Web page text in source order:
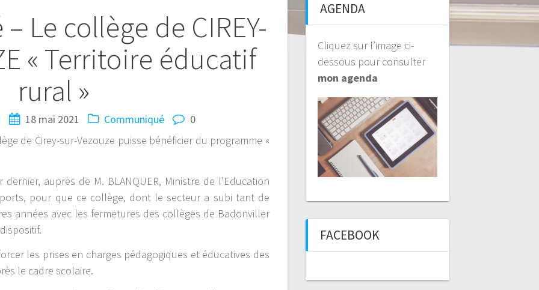
Le collège de CIREY-
« Territoire éducatif
rural »
18 mai 2021 Communiqué
0
de Cirey-sur-Vezouze puisse bénéficier du programme «
auprès de M. BLANQUER, Ministre de l’Education
pour que ce collège, dont le secteur a subi tant de
années avec les fermetures des collèges de Badonviller
les prises en charges pédagogiques et éducatives des
le cadre scolaire.
AGENDA
Cliquez sur l’image ci-
dessous pour consulter
mon agenda
FACEBOOK